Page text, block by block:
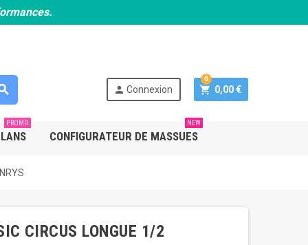
person Connexion shopping_cart 0,00 €
0
PROMO
CONFIGURATEUR DE MASSUES
NEW
CIRCUS LONGUE 1/2